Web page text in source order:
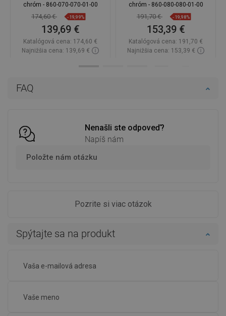
FAQ
Nenašli ste odpoveď?
Napíš nám
Položte nám otázku
Pozrite si viac otázok
Spýtajte sa na produkt
chróm - 860-070-070-01-00
174,60 € -19,99%
139,69 €
Katalógová cena: 174,60 €
Najnižšia cena: 139,69 €
chróm - 860-080-080-01-00
191,70 € -19,98%
153,39 €
Katalógová cena: 191,70 €
Najnižšia cena: 153,39 €